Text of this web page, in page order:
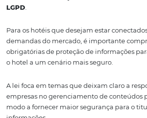
informação mais aprimoradas.
Equipe do Hotel
suaequipe.
Seja o recepcionista, um agente de